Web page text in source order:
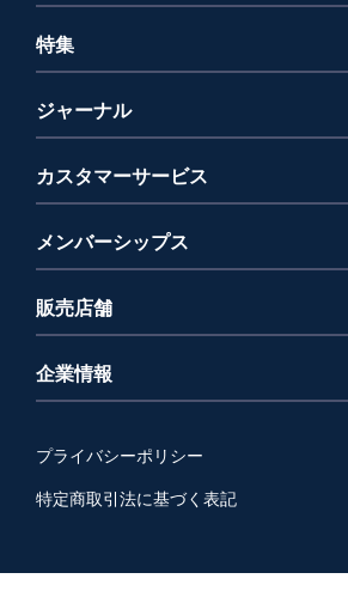
特集
ジャーナル
カスタマーサービス
メンバーシップス
販売店舗
企業情報
プライバシーポリシー
特定商取引法に基づく表記